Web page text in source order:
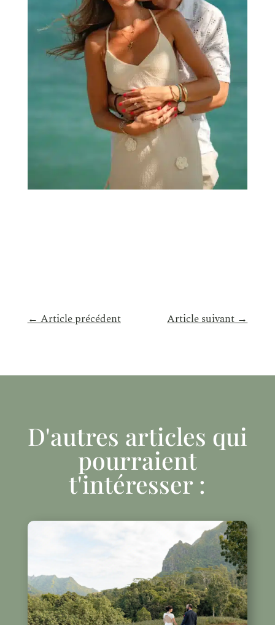
←Article précédent Article suivant→
D'autres articles qui
pourraient
t'intéresser :